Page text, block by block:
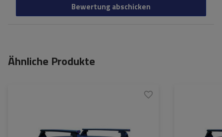
Bewertung abschicken
Ähnliche Produkte